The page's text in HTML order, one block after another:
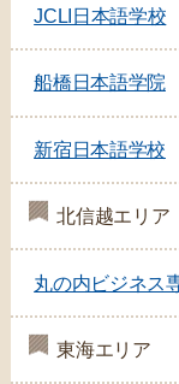
JCLI日本語学校
船橋日本語学院
新宿日本語学校
北信越エリア
丸の内ビジネス
東海エリア